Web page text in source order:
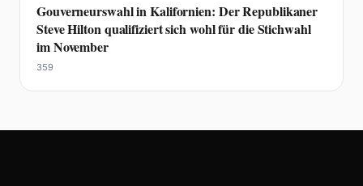
Gouverneurswahl in Kalifornien: Der Republikaner
Steve Hilton qualifiziert sich wohl für die Stichwahl
im November
359